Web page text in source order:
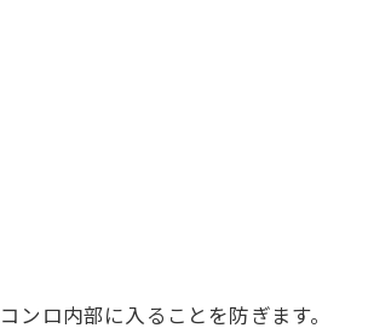
ロ内部に入ることを防ぎます。